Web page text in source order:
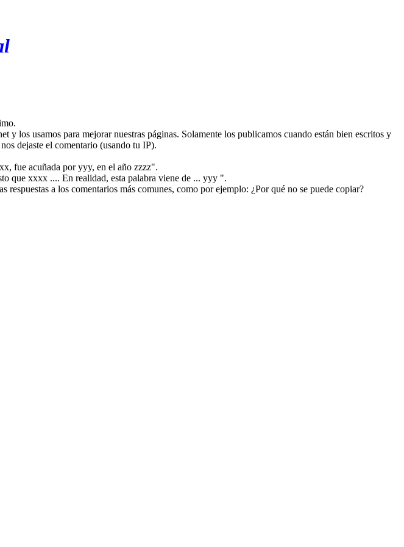
los usamos para mejorar nuestras páginas. Solamente los publicamos cuando están bien escritos y
dejaste el comentario (usando tu IP).
fue acuñada por yyy, en el año zzzz".
que xxxx .... En realidad, esta palabra viene de ... yyy ".
respuestas a los comentarios más comunes, como por ejemplo: ¿Por qué no se puede copiar?